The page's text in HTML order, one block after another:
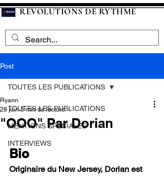
RÉVOLUTIONS DE RYTHME
Post
TOUTES LES PUBLICATIONS
MENTIONS SPECIALES
INTERVIEWS
TOUTES LES PUBLICATIONS
"OOO" Par Dorian
Ryann
28 juin 3 min de lecture
Bio
Originaire du New Jersey, Dorian est